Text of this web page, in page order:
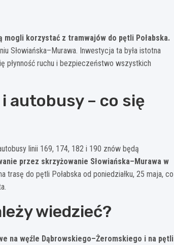
mogli korzystać z tramwajów do pętli Połabska.
Słowiańska–Murawa. Inwestycja ta była istotna
płynność ruchu i bezpieczeństwo wszystkich
autobusy – co się
linii 169, 174, 182 i 190 znów będą
przez skrzyżowanie Słowiańska–Murawa w
trasę do pętli Połabska od poniedziałku, 25 maja, co
wiedzieć?
na węźle Dąbrowskiego–Żeromskiego i na pętli